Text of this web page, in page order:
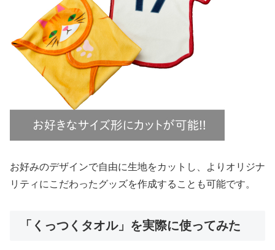
お好みのデザインで自由に生地をカットし、よりオリジナ
リティにこだわったグッズを作成することも可能です。
「くっつくタオル」を実際に使ってみた